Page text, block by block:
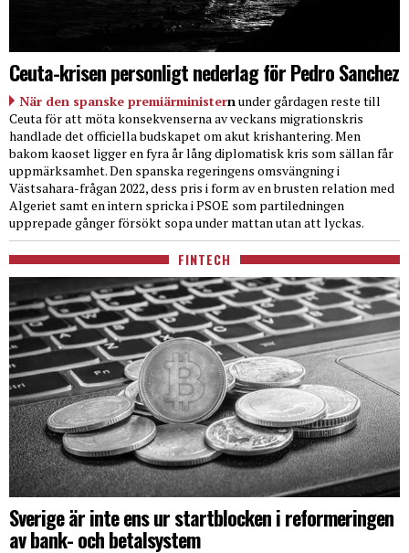
Ceuta-krisen personligt nederlag för Pedro Sanchez
När den spanske premiärministern under gårdagen reste till
Ceuta för att möta konsekvenserna av veckans migrationskris
handlade det officiella budskapet om akut krishantering. Men
bakom kaoset ligger en fyra år lång diplomatisk kris som sällan får
uppmärksamhet. Den spanska regeringens omsvängning i
Västsahara-frågan 2022, dess pris i form av en brusten relation med
Algeriet samt en intern spricka i PSOE som partiledningen
upprepade gånger försökt sopa under mattan utan att lyckas.
FINTECH
Sverige är inte ens ur startblocken i reformeringen
av bank- och betalsystem